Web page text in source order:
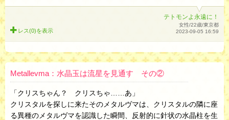
テトモンよ永遠に！
女性/22歳/東京都
2023-09-05 16:59
レス(0)を表示
Metallevma：水晶玉は流星を見通す その②
「クリスちゃん？ クリスちゃ……あ」
クリスタルを探しに来たそのメタルヴマは、クリスタルの隣に座
る異種のメタルヴマを認識した瞬間、反射的に針状の水晶柱を生